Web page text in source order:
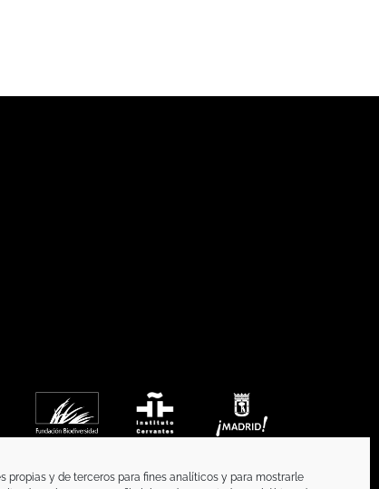
propias y de terceros para fines analíticos y para mostrarle